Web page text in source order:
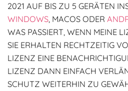
2021 AUF BIS ZU 5 GERÄTEN
WINDOWS , MACOS ODER
WAS PASSIERT, WENN MEINE
SIE ERHALTEN RECHTZEITIG
LIZENZ EINE
LIZENZ DANN EINFACH
SCHUTZ WEITERHIN ZU